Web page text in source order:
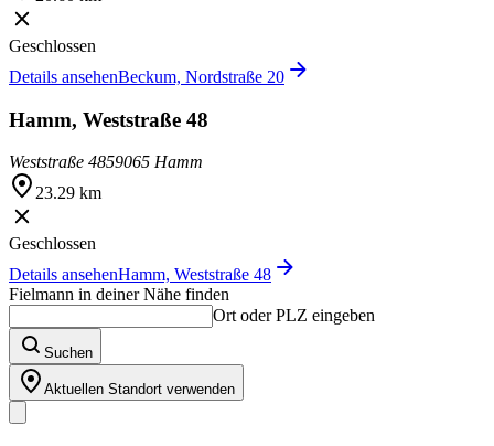
Geschlossen
Details ansehenBeckum, Nordstraße 20
Hamm, Weststraße 48
Weststraße 4859065 Hamm
23.29 km
Geschlossen
Details ansehenHamm, Weststraße 48
Fielmann in deiner Nähe finden
Ort oder PLZ eingeben
Suchen
Aktuellen Standort verwenden